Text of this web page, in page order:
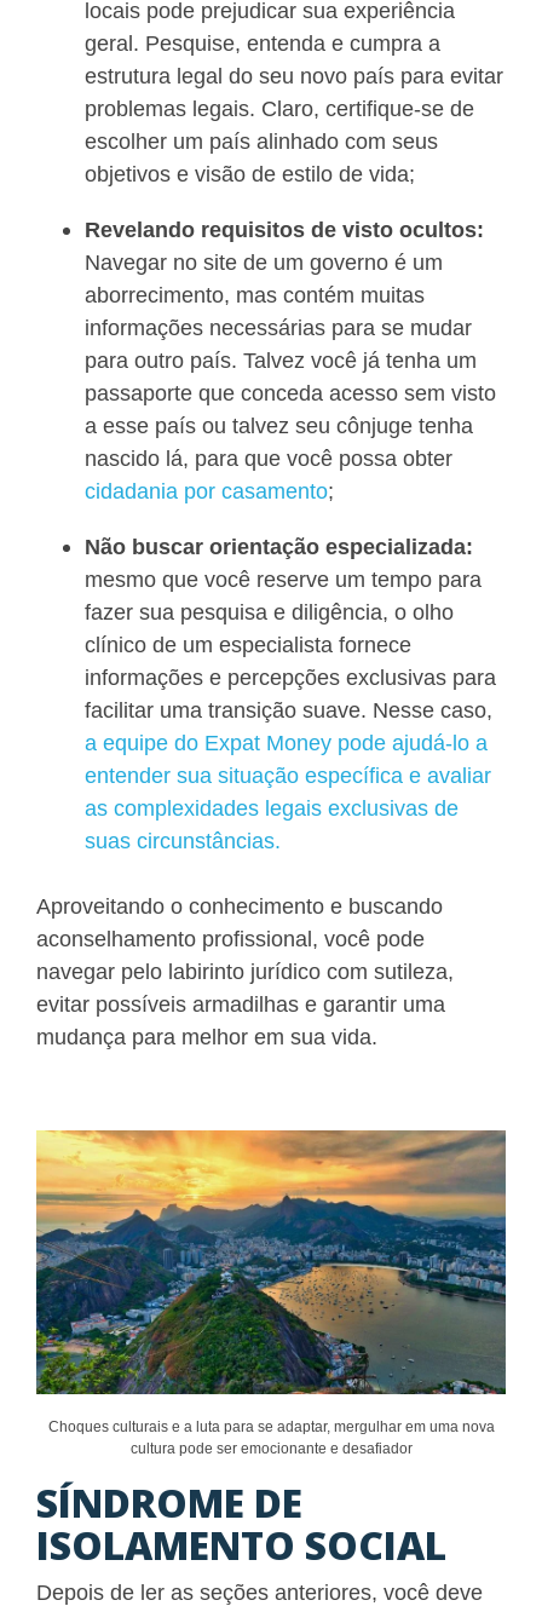
locais pode prejudicar sua experiência
geral. Pesquise, entenda e cumpra a
estrutura legal do seu novo país para evitar
problemas legais. Claro, certifique-se de
escolher um país alinhado com seus
objetivos e visão de estilo de vida;
Revelando requisitos de visto ocultos:
Navegar no site de um governo é um
aborrecimento, mas contém muitas
informações necessárias para se mudar
para outro país. Talvez você já tenha um
passaporte que conceda acesso sem visto
a esse país ou talvez seu cônjuge tenha
nascido lá, para que você possa obter
cidadania por casamento;
Não buscar orientação especializada:
mesmo que você reserve um tempo para
fazer sua pesquisa e diligência, o olho
clínico de um especialista fornece
informações e percepções exclusivas para
facilitar uma transição suave. Nesse caso,
a equipe do Expat Money pode ajudá-lo a
entender sua situação específica e avaliar
as complexidades legais exclusivas de
suas circunstâncias.
Aproveitando o conhecimento e buscando
aconselhamento profissional, você pode
navegar pelo labirinto jurídico com sutileza,
evitar possíveis armadilhas e garantir uma
mudança para melhor em sua vida.
Choques culturais e a luta para se adaptar, mergulhar em uma nova
cultura pode ser emocionante e desafiador
SÍNDROME DE
ISOLAMENTO SOCIAL
Depois de ler as seções anteriores, você deve